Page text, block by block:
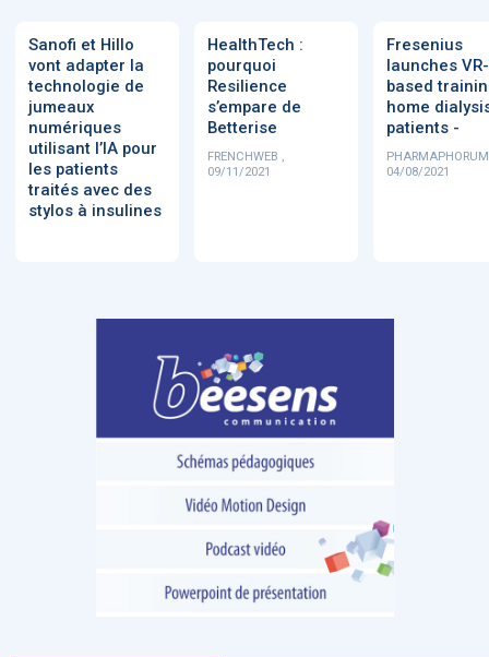
Sanofi et Hillo
vont adapter la
technologie de
jumeaux
numériques
utilisant l’IA pour
les patients
traités avec des
stylos à insulines
HealthTech :
pourquoi
Resilience
s’empare de
Betterise
FRENCHWEB ,
09/11/2021
Fresenius
launches VR-
based
home
patients -
04/08/2021